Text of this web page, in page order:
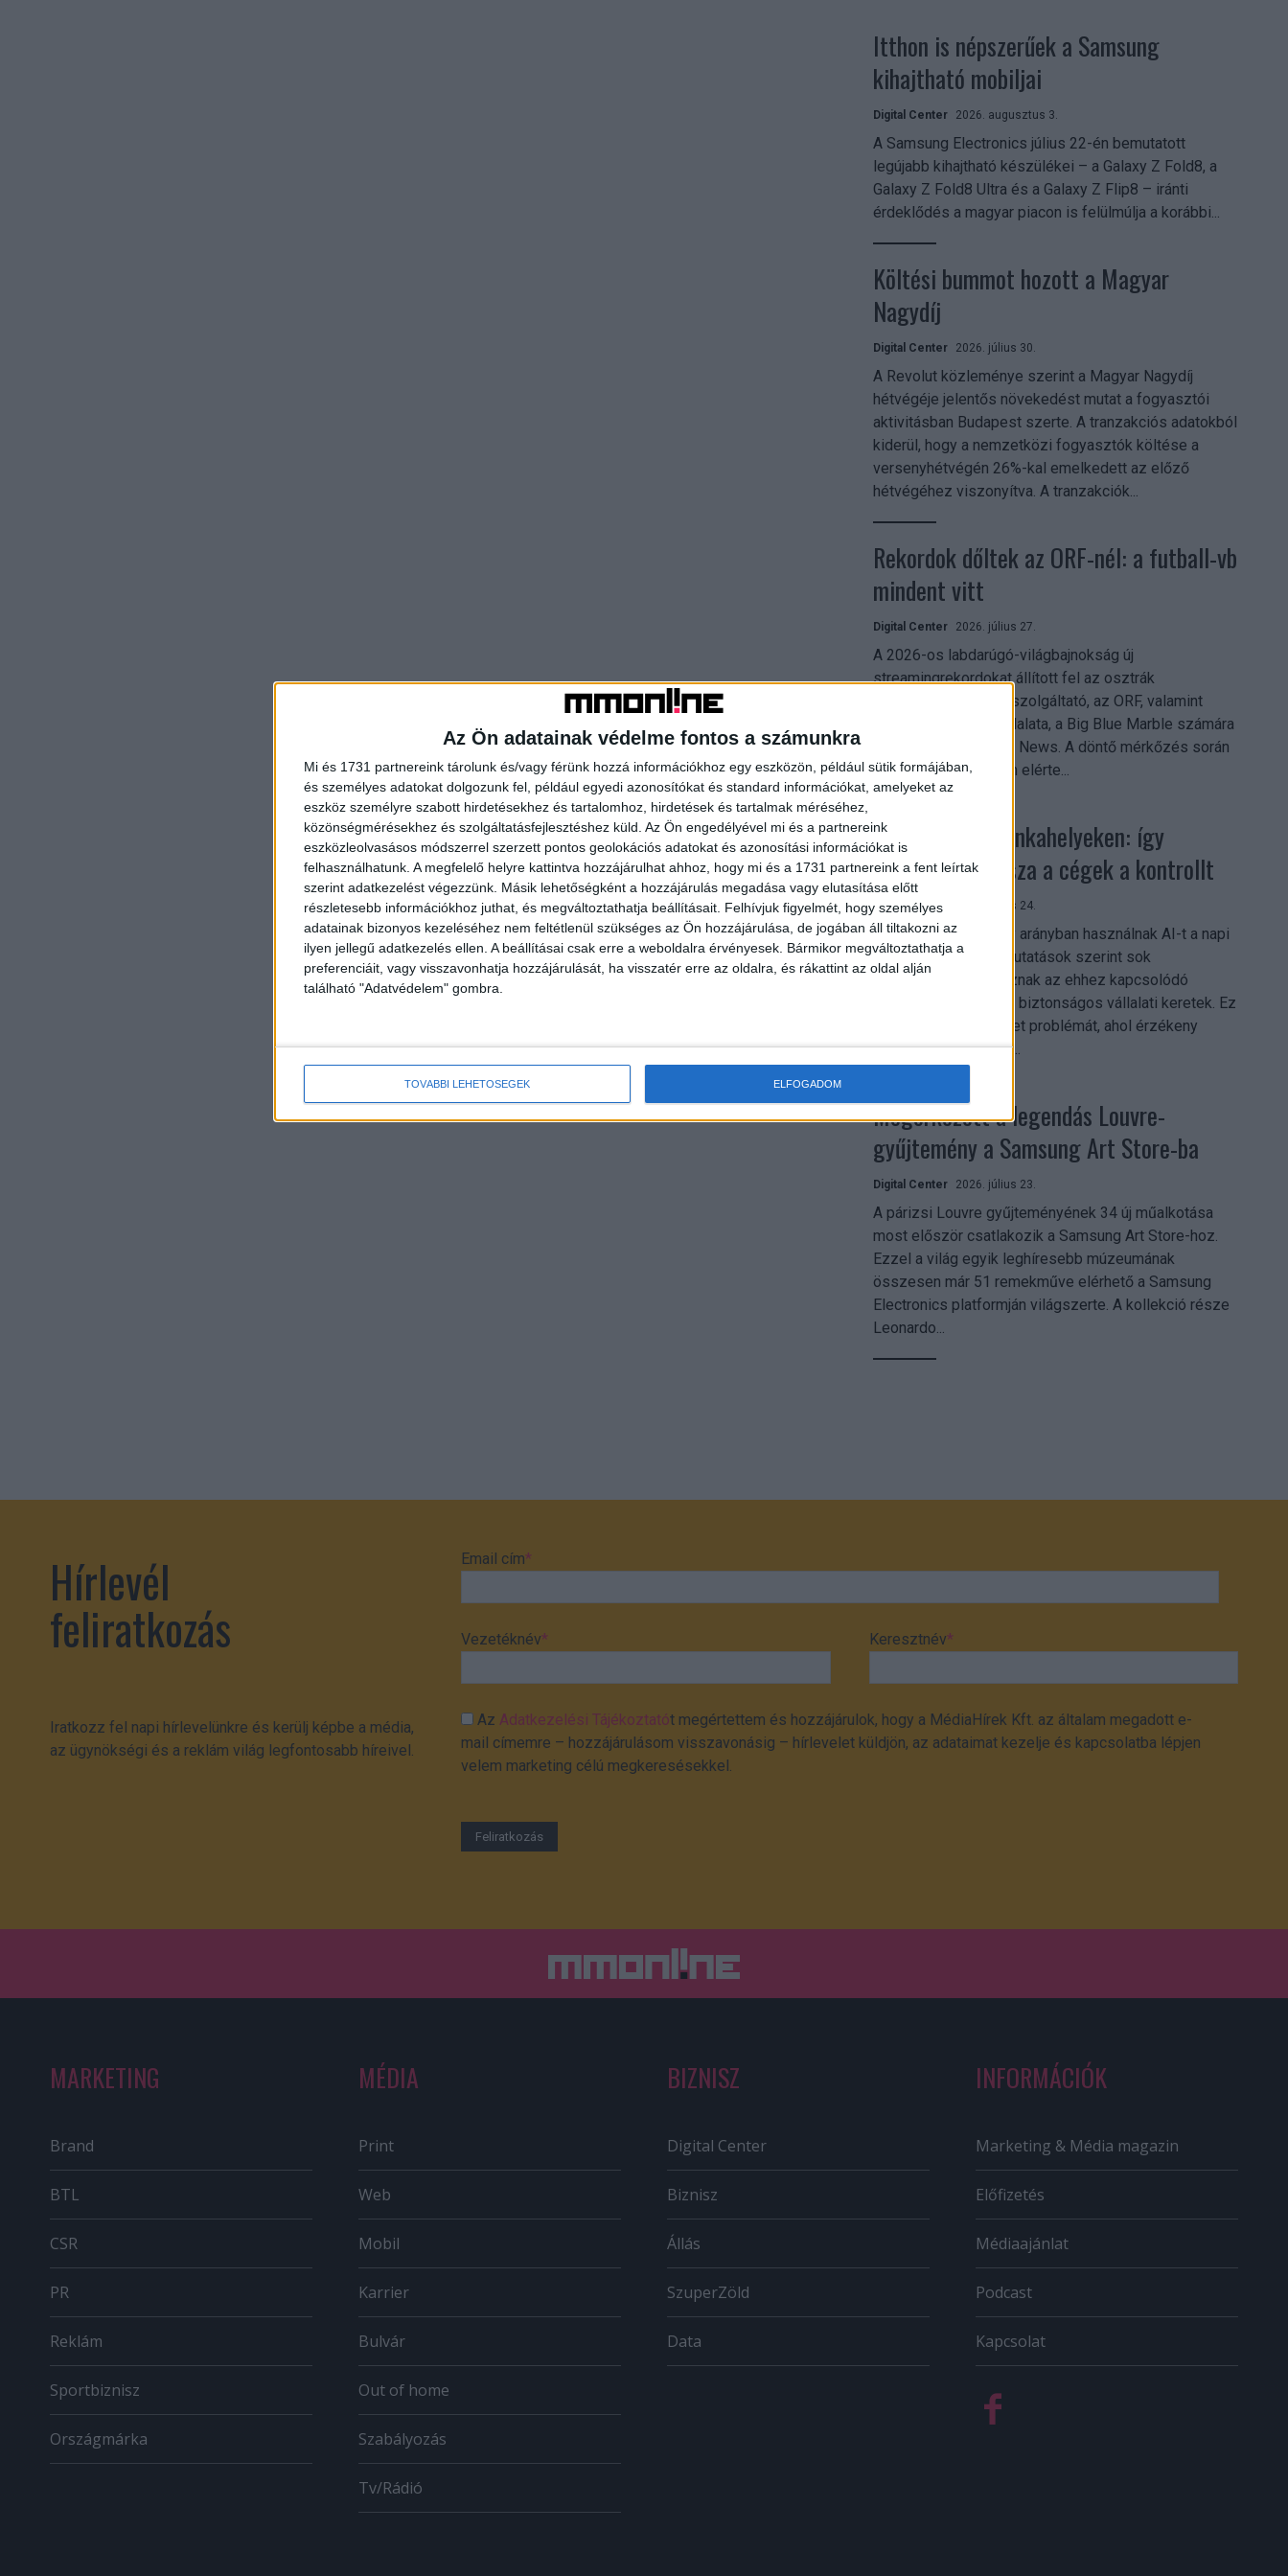
Az Ön adatainak védelme fontos a számunkra
Mi és 1731 partnereink tárolunk és/vagy férünk hozzá információkhoz egy eszközön, például sütik formájában,
és személyes adatokat dolgozunk fel, például egyedi azonosítókat és standard információkat, amelyeket az
eszköz személyre szabott hirdetésekhez és tartalomhoz, hirdetések és tartalmak méréséhez,
közönségmérésekhez és szolgáltatásfejlesztéshez küld. Az Ön engedélyével mi és a partnereink
eszközleolvasásos módszerrel szerzett pontos geolokációs adatokat és azonosítási információkat is
felhasználhatunk. A megfelelő helyre kattintva hozzájárulhat ahhoz, hogy mi és a 1731 partnereink a fent leírtak
szerint adatkezelést végezzünk. Másik lehetőségként a hozzájárulás megadása vagy elutasítása előtt
részletesebb információkhoz juthat, és megváltoztathatja beállításait. Felhívjuk figyelmét, hogy személyes
adatainak bizonyos kezeléséhez nem feltétlenül szükséges az Ön hozzájárulása, de jogában áll tiltakozni az
ilyen jellegű adatkezelés ellen. A beállításai csak erre a weboldalra érvényesek. Bármikor megváltoztathatja a
preferenciáit, vagy visszavonhatja hozzájárulását, ha visszatér erre az oldalra, és rákattint az oldal alján
található "Adatvédelem" gombra.
TOVÁBBI LEHETŐSÉGEK ELFOGADOM
Itthon is népszerűek a Samsung
kihajtható mobiljai
Digital Center 2026. augusztus 3.
A Samsung Electronics július 22-én bemutatott
legújabb kihajtható készülékei – a Galaxy Z Fold8, a
Galaxy Z Fold8 Ultra és a Galaxy Z Flip8 – iránti
érdeklődés a magyar piacon is felülmúlja a korábbi...
Költési bummot hozott a Magyar
Nagydíj
Digital Center 2026. július 30.
A Revolut közleménye szerint a Magyar Nagydíj
hétvégéje jelentős növekedést mutat a fogyasztói
aktivitásban Budapest szerte. A tranzakciós adatokból
kiderül, hogy a nemzetközi fogyasztók költése a
versenyhétvégén 26%-kal emelkedett az előző
hétvégéhez viszonyítva. A tranzakciók...
Rekordok dőltek az ORF-nél: a futball-vb
mindent vitt
Digital Center 2026. július 27.
A 2026-os labdarúgó-világbajnokság új
streamingrekordokat állított fel az osztrák
közszolgálati műsorszolgáltató, az ORF, valamint
technológiai leányvállalata, a Big Blue Marble számára
– írja a Broadband TV News. A döntő mérkőzés során
az átlagos nézőszám elérte...
Shadow AI a munkahelyeken: így
szerezhetik vissza a cégek a kontrollt
Digital Center 2026. július 24.
A munkavállalók nagy arányban használnak AI-t a napi
munkában, ám friss kutatások szerint sok
szervezetnél hiányoznak az ehhez kapcsolódó
világos irányelvek és biztonságos vállalati keretek. Ez
különösen ott jelenthet problémát, ahol érzékeny
üzleti információkkal...
Megérkezett a legendás Louvre-
gyűjtemény a Samsung Art Store-ba
Digital Center 2026. július 23.
A párizsi Louvre gyűjteményének 34 új műalkotása
most először csatlakozik a Samsung Art Store-hoz.
Ezzel a világ egyik leghíresebb múzeumának
összesen már 51 remekműve elérhető a Samsung
Electronics platformján világszerte. A kollekció része
Leonardo...
Hírlevél
feliratkozás
Iratkozz fel napi hírlevelünkre és kerülj képbe a média,
az ügynökségi és a reklám világ legfontosabb híreivel.
Email cím*
Vezetéknév* Keresztnév*
AzAdatkezelési Tájékoztatót megértettem és hozzájárulok, hogy a MédiaHírek Kft. az általam megadott e-
mail címemre – hozzájárulásom visszavonásig – hírlevelet küldjön, az adataimat kezelje és kapcsolatba lépjen
velem marketing célú megkeresésekkel.
MARKETING
Brand
BTL
CSR
PR
Reklám
Sportbiznisz
Országmárka
MÉDIA
Print
Web
Mobil
Karrier
Bulvár
Out of home
Szabályozás
Tv/Rádió
BIZNISZ
Digital Center
Biznisz
Állás
SzuperZöld
Data
INFORMÁCIÓK
Marketing & Média magazin
Előfizetés
Médiaajánlat
Podcast
Kapcsolat